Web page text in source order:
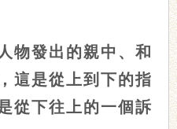
物發出的親中、和
這是從上到下的指
從下往上的一個訴